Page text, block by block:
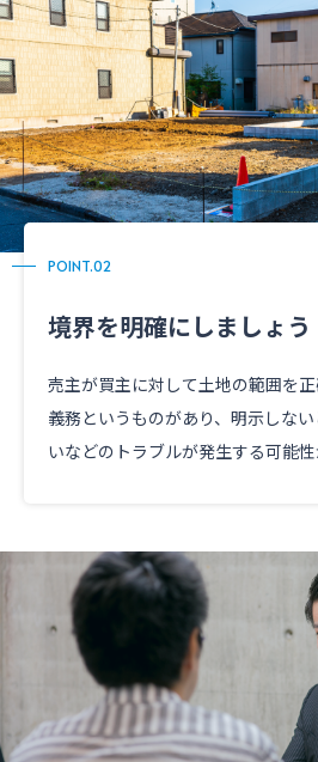
POINT.02
境界を明確にしましょう
売主が買主に対して土地の範囲を
義務というものがあり、明示しな
いなどのトラブルが発生する可能性